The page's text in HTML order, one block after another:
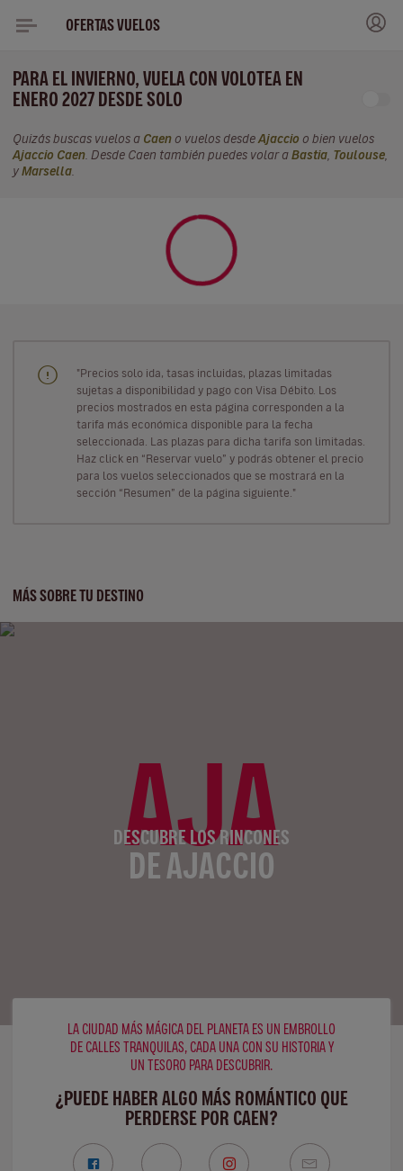
OFERTAS VUELOS
PARA EL INVIERNO, VUELA CON VOLOTEA EN
ENERO 2027 DESDE SOLO
Quizás buscas vuelos a Caen o vuelos desde Ajaccio o bien vuelos
Ajaccio Caen . Desde Caen también puedes volar a Bastia Toulouse
y Marsella
"Precios solo ida, tasas incluidas, plazas limitadas
sujetas a disponibilidad y pago con Visa Débito. Los
precios mostrados en esta página corresponden a la
tarifa más económica disponible para la fecha
seleccionada. Las plazas para dicha tarifa son limitadas.
Haz click en “Reservar vuelo” y podrás obtener el precio
para los vuelos seleccionados que se mostrará en la
sección “Resumen” de la página siguiente."
MÁS SOBRE TU DESTINO
AJA
DESCUBRE LOS RINCONES
DE AJACCIO
LA CIUDAD MÁS MÁGICA DEL PLANETA ES UN EMBROLLO
DE CALLES TRANQUILAS, CADA UNA CON SU HISTORIA Y
UN TESORO PARA DESCUBRIR.
¿PUEDE HABER ALGO MÁS ROMÁNTICO QUE
PERDERSE POR CAEN?